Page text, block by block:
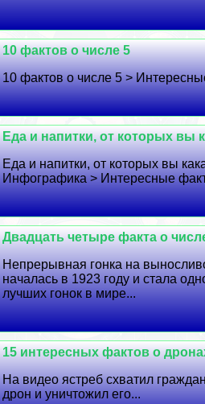
10 фактов о числе 5
10 фактов о числе 5 >
Еда и напитки, от которых вы
Еда и напитки, от которых вы
Инфографика > Интересные
Двадцать четыре факта о
Непрерывная гонка на
началась в 1923 году и стала
лучших гонок в мире...
15 интересных фактов о
На видео ястреб схватил
дрон и уничтожил его...